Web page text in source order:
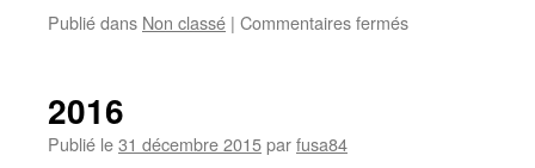
Publié dans Non classé | Commentaires ferméssur
2016
Publié le31 décembre 2015parfusa84